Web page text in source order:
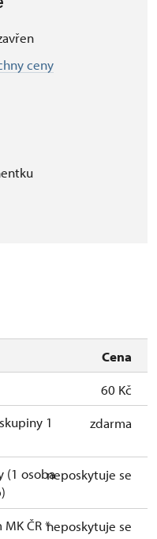
ceny
Cena
60 Kč
1
zdarma
(1 osobaneposkytuje se
ČR *neposkytuje se